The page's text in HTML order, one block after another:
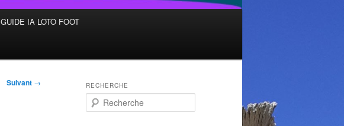
GUIDE IA LOTO FOOT
Suivant → RECHERCHE
e